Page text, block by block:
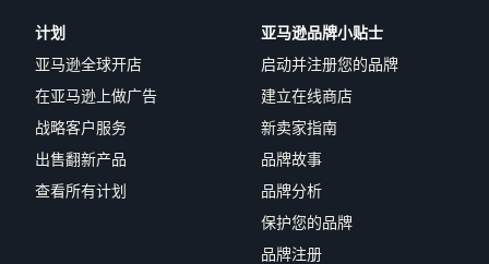
计划
亚马逊全球开店
在亚马逊上做广告
战略客户服务
出售翻新产品
查看所有计划
亚马逊品牌小贴士
启动并注册您的品牌
建立在线商店
新卖家指南
品牌故事
品牌分析
保护您的品牌
品牌注册